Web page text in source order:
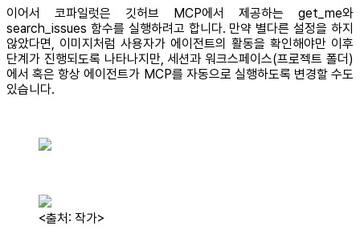
이어서 코파일럿은 깃허브 MCP에서 제공하는 get_me와
search_issues 함수를 실행하려고 합니다. 만약 별다른 설정을 하지
않았다면, 이미지처럼 사용자가 에이전트의 활동을 확인해야만 이후
단계가 진행되도록 나타나지만, 세션과 워크스페이스(프로젝트 폴더)
에서 혹은 항상 에이전트가 MCP를 자동으로 실행하도록 변경할 수도
있습니다.
<출처: 작가>